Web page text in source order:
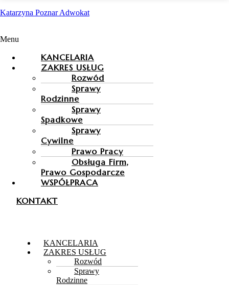
Katarzyna Poznar Adwokat
Menu
KANCELARIA
ZAKRES USŁUG
Rozwód
Sprawy
Rodzinne
Sprawy
Spadkowe
Sprawy
Cywilne
Prawo Pracy
Obsługa Firm,
Prawo Gospodarcze
WSPÓŁPRACA
KONTAKT
KANCELARIA
ZAKRES USŁUG
Rozwód
Sprawy
Rodzinne